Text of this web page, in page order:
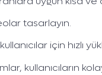
tasarlayın.
için hızlı
kullanıcıların